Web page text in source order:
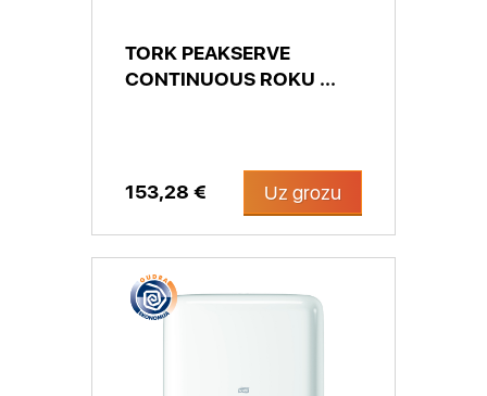
TORK PEAKSERVE
CONTINUOUS ROKU ...
153,28 € Uz grozu